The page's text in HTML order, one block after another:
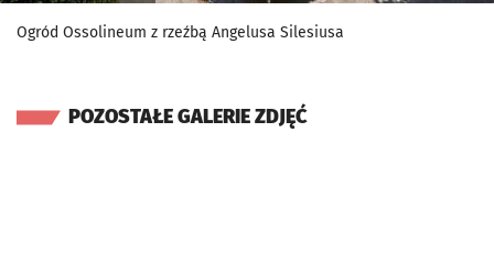
Ogród Ossolineum z rzeźbą Angelusa Silesiusa
POZOSTAŁE GALERIE ZDJĘĆ